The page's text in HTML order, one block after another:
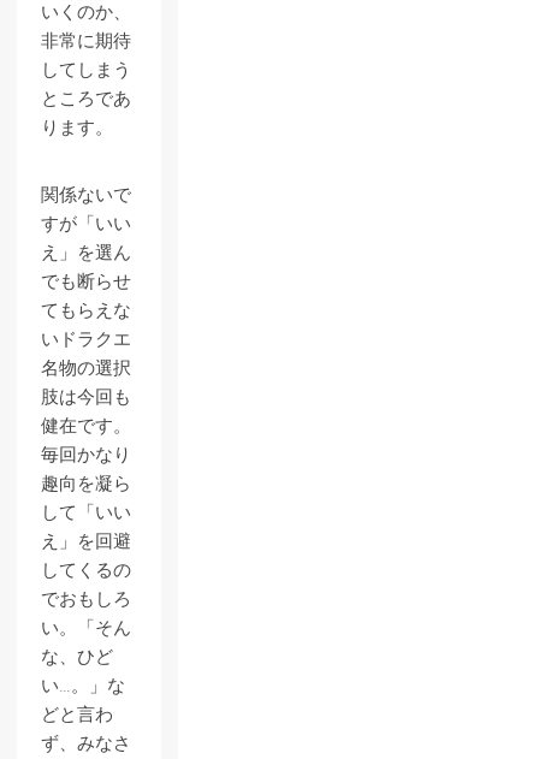
いくのか、
非常に期待
してしまう
ところであ
ります。
関係ないで
すが「いい
え」を選ん
でも断らせ
てもらえな
いドラクエ
名物の選択
肢は今回も
健在です。
毎回かなり
趣向を凝ら
して「いい
え」を回避
してくるの
でおもしろ
い。「そん
な、ひど
い…。」な
どと言わ
ず、みなさ